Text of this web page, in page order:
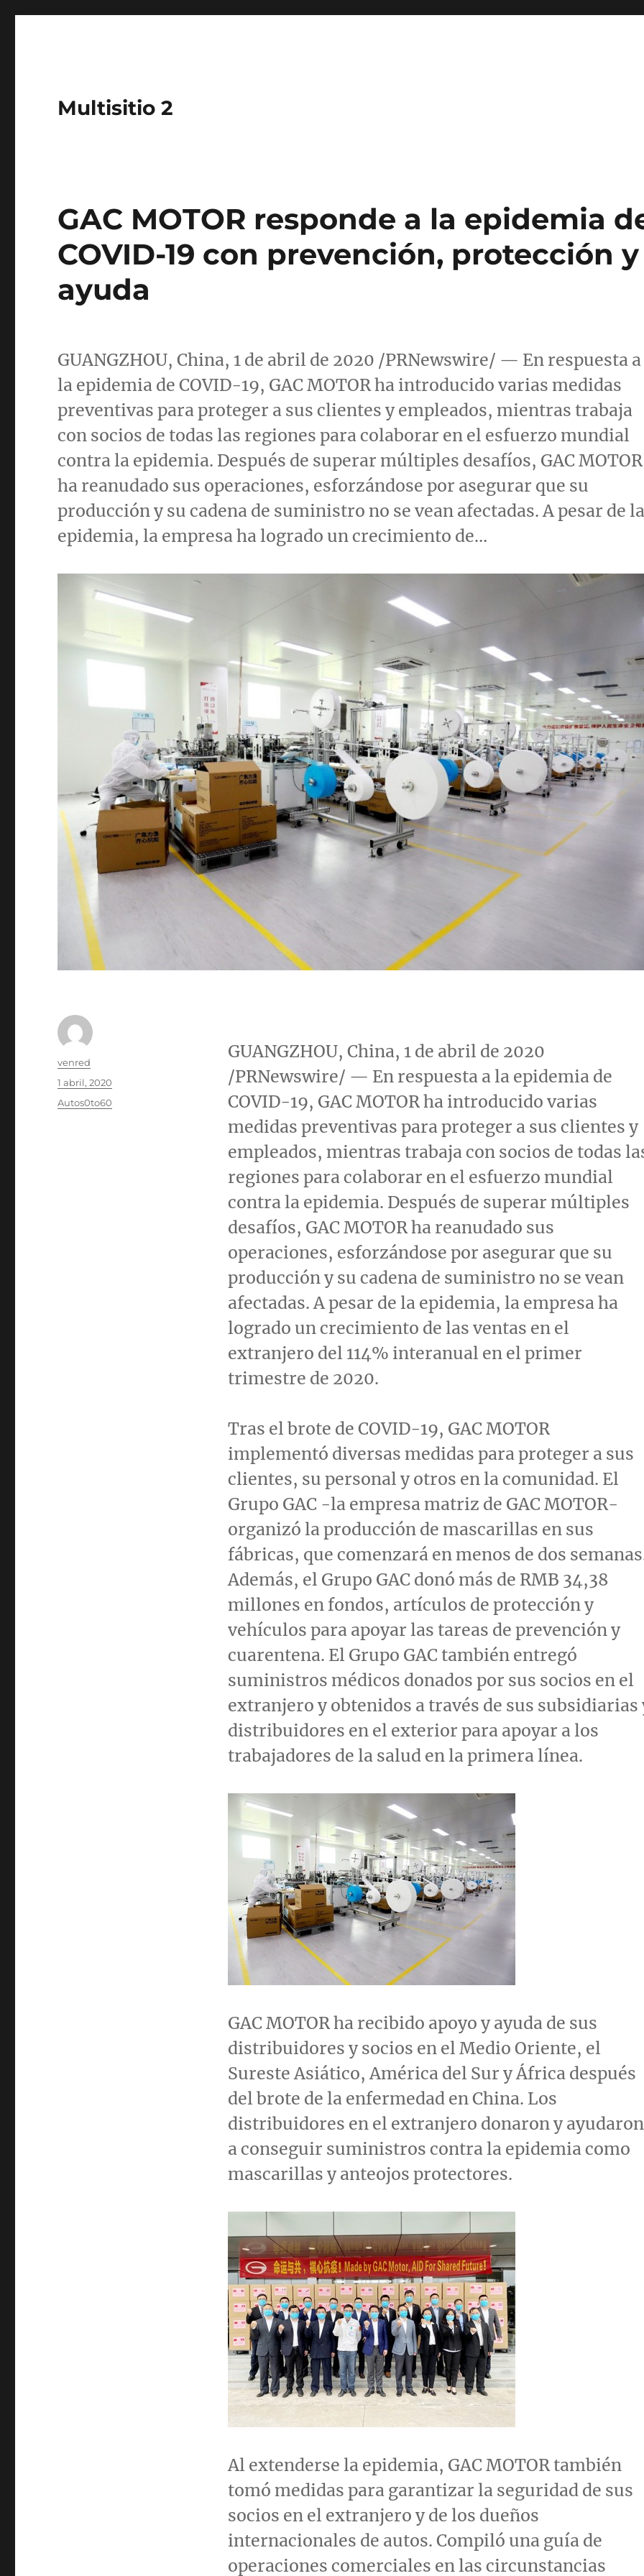
Multisitio 2
GAC MOTOR responde a la epidemia
COVID-19 con prevención, protección y
ayuda
GUANGZHOU, China, 1 de abril de 2020 /PRNewswire/ — En respuesta a
la epidemia de COVID-19, GAC MOTOR ha introducido varias medidas
preventivas para proteger a sus clientes y empleados, mientras trabaja
con socios de todas las regiones para colaborar en el esfuerzo mundial
contra la epidemia. Después de superar múltiples desafíos, GAC MOTOR
ha reanudado sus operaciones, esforzándose por asegurar que su
producción y su cadena de suministro no se vean afectadas. A pesar de
epidemia, la empresa ha logrado un crecimiento de…
GUANGZHOU, China, 1 de abril de 2020
/PRNewswire/ — En respuesta a la epidemia de
COVID-19, GAC MOTOR ha introducido varias
medidas preventivas para proteger a sus clientes y
empleados, mientras trabaja con socios de todas
regiones para colaborar en el esfuerzo mundial
contra la epidemia. Después de superar múltiples
desafíos, GAC MOTOR ha reanudado sus
operaciones, esforzándose por asegurar que su
producción y su cadena de suministro no se vean
afectadas. A pesar de la epidemia, la empresa ha
logrado un crecimiento de las ventas en el
extranjero del 114% interanual en el primer
trimestre de 2020.
Tras el brote de COVID-19, GAC MOTOR
implementó diversas medidas para proteger a sus
clientes, su personal y otros en la comunidad. El
Grupo GAC -la empresa matriz de GAC MOTOR-
organizó la producción de mascarillas en sus
fábricas, que comenzará en menos de dos
Además, el Grupo GAC donó más de RMB 34,38
millones en fondos, artículos de protección y
vehículos para apoyar las tareas de prevención y
cuarentena. El Grupo GAC también entregó
suministros médicos donados por sus socios en el
extranjero y obtenidos a través de sus subsidiarias
distribuidores en el exterior para apoyar a los
trabajadores de la salud en la primera línea.
GAC MOTOR ha recibido apoyo y ayuda de sus
distribuidores y socios en el Medio Oriente, el
Sureste Asiático, América del Sur y África después
del brote de la enfermedad enChina. Los
distribuidores en el extranjero donaron y ayudaron
a conseguir suministros contra la epidemia como
mascarillas y anteojos protectores.
Al extenderse la epidemia, GAC MOTOR también
tomó medidas para garantizar la seguridad de sus
socios en el extranjero y de los dueños
internacionales de autos. Compiló una guía de
operaciones comerciales en las circunstancias
Autor
venred
Publicado
1 abril, 2020
Categorías
Autos0to60